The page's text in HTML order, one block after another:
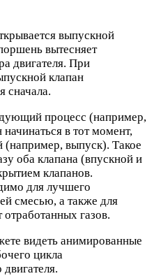
выпускной
вытесняет
двигателя. При
клапан
сначала.
процесс (например,
в тот момент,
(например, выпуск). Такое
оба клапана (впускной и
клапанов.
для лучшего
смесью, а также для
газов.
видеть анимированные
цикла